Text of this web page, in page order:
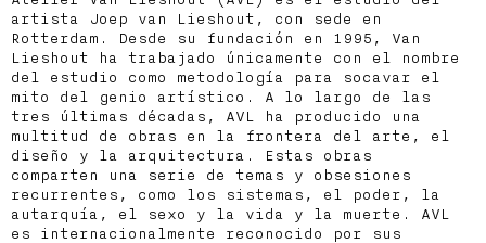
artista Joep van Lieshout, con sede en
Rotterdam. Desde su fundación en 1995, Van
Lieshout ha trabajado únicamente con el nombre
del estudio como metodología para socavar el
mito del genio artístico. A lo largo de las
tres últimas décadas, AVL ha producido una
multitud de obras en la frontera del arte, el
diseño y la arquitectura. Estas obras
comparten una serie de temas y obsesiones
recurrentes, como los sistemas, el poder, la
autarquía, el sexo y la vida y la muerte. AVL
es internacionalmente reconocido por sus